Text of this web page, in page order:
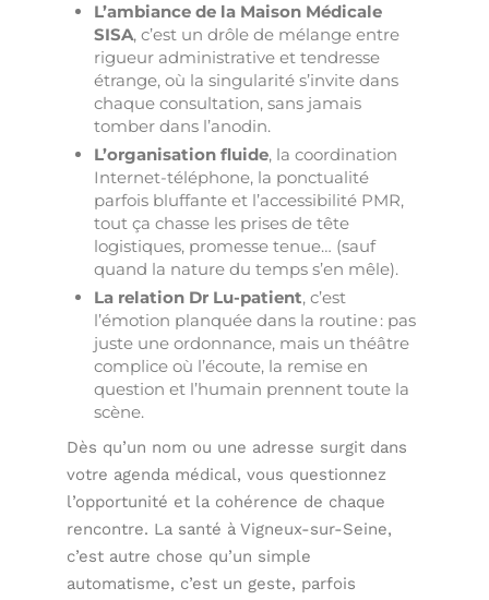
L’ambiance de la Maison Médicale
SISA, c’est un drôle de mélange entre
rigueur administrative et tendresse
étrange, où la singularité s’invite dans
chaque consultation, sans jamais
tomber dans l’anodin.
L’organisation fluide, la coordination
Internet-téléphone, la ponctualité
parfois bluffante et l’accessibilité PMR,
tout ça chasse les prises de tête
logistiques, promesse tenue… (sauf
quand la nature du temps s’en mêle).
La relation Dr Lu-patient, c’est
l’émotion planquée dans la routine : pas
juste une ordonnance, mais un théâtre
complice où l’écoute, la remise en
question et l’humain prennent toute la
scène.
Dès qu’un nom ou une adresse surgit dans
votre agenda médical, vous questionnez
l’opportunité et la cohérence de chaque
rencontre. La santé à Vigneux-sur-Seine,
c’est autre chose qu’un simple
automatisme, c’est un geste, parfois